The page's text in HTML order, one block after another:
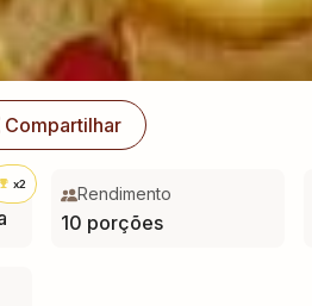
Compartilhar
x2 Rendimento
10 porções